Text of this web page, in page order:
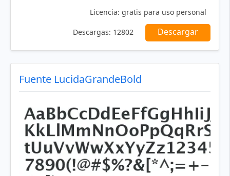
Licencia: gratis para uso personal
Descargas: 12802 Descargar
Fuente LucidaGrandeBold